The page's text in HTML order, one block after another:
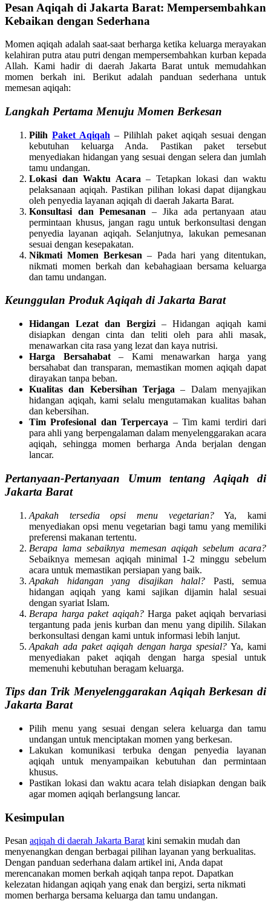
Pesan Aqiqah di Jakarta Barat: Mempersembahkan
Kebaikan dengan Sederhana
Momen aqiqah adalah saat-saat berharga ketika keluarga merayakan
kelahiran putra atau putri dengan mempersembahkan kurban kepada
Allah. Kami hadir di daerah Jakarta Barat untuk memudahkan
momen berkah ini. Berikut adalah panduan sederhana untuk
memesan aqiqah:
Langkah Pertama Menuju Momen Berkesan
Pilih Paket Aqiqah – Pilihlah paket aqiqah sesuai dengan
kebutuhan keluarga Anda. Pastikan paket tersebut
menyediakan hidangan yang sesuai dengan selera dan jumlah
tamu undangan.
Lokasi dan Waktu Acara – Tetapkan lokasi dan waktu
pelaksanaan aqiqah. Pastikan pilihan lokasi dapat dijangkau
oleh penyedia layanan aqiqah di daerah Jakarta Barat.
Konsultasi dan Pemesanan – Jika ada pertanyaan atau
permintaan khusus, jangan ragu untuk berkonsultasi dengan
penyedia layanan aqiqah. Selanjutnya, lakukan pemesanan
sesuai dengan kesepakatan.
Nikmati Momen Berkesan – Pada hari yang ditentukan,
nikmati momen berkah dan kebahagiaan bersama keluarga
dan tamu undangan.
Keunggulan Produk Aqiqah di Jakarta Barat
Hidangan Lezat dan Bergizi – Hidangan aqiqah kami
disiapkan dengan cinta dan teliti oleh para ahli masak,
menawarkan cita rasa yang lezat dan kaya nutrisi.
Harga Bersahabat– Kami menawarkan harga yang
bersahabat dan transparan, memastikan momen aqiqah dapat
dirayakan tanpa beban.
Kualitas dan Kebersihan Terjaga – Dalam menyajikan
hidangan aqiqah, kami selalu mengutamakan kualitas bahan
dan kebersihan.
Tim Profesional dan Terpercaya – Tim kami terdiri dari
para ahli yang berpengalaman dalam menyelenggarakan acara
aqiqah, sehingga momen berharga Anda berjalan dengan
lancar.
Pertanyaan-Pertanyaan Umum tentang Aqiqah di
Jakarta Barat
Apakah tersedia opsi menu vegetarian?Ya, kami
menyediakan opsi menu vegetarian bagi tamu yang memiliki
preferensi makanan tertentu.
Berapa lama sebaiknya memesan aqiqah sebelum acara?
Sebaiknya memesan aqiqah minimal 1-2 minggu sebelum
acara untuk memastikan persiapan yang baik.
Apakah hidangan yang disajikan halal? Pasti, semua
hidangan aqiqah yang kami sajikan dijamin halal sesuai
dengan syariat Islam.
Berapa harga paket aqiqah?Harga paket aqiqah bervariasi
tergantung pada jenis kurban dan menu yang dipilih. Silakan
berkonsultasi dengan kami untuk informasi lebih lanjut.
Apakah ada paket aqiqah dengan harga spesial? Ya, kami
menyediakan paket aqiqah dengan harga spesial untuk
memenuhi kebutuhan beragam keluarga.
Tips dan Trik Menyelenggarakan Aqiqah Berkesan di
Jakarta Barat
Pilih menu yang sesuai dengan selera keluarga dan tamu
undangan untuk menciptakan momen yang berkesan.
Lakukan komunikasi terbuka dengan penyedia layanan
aqiqah untuk menyampaikan kebutuhan dan permintaan
khusus.
Pastikan lokasi dan waktu acara telah disiapkan dengan baik
agar momen aqiqah berlangsung lancar.
Kesimpulan
Pesan aqiqah di daerah Jakarta Baratkini semakin mudah dan
menyenangkan dengan berbagai pilihan layanan yang berkualitas.
Dengan panduan sederhana dalam artikel ini, Anda dapat
merencanakan momen berkah aqiqah tanpa repot. Dapatkan
kelezatan hidangan aqiqah yang enak dan bergizi, serta nikmati
momen berharga bersama keluarga dan tamu undangan.